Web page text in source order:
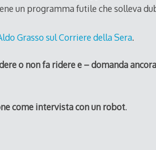
un programma futile che solleva
Grasso sul Corriere della Sera.
o non fa ridere e – domanda
come intervista con un robot.